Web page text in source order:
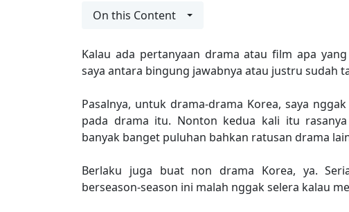
On this Content
Kalau ada pertanyaan drama atau film apa
saya antara bingung jawabnya atau justru sudah
Pasalnya, untuk drama-drama Korea, saya
pada drama itu. Nonton kedua kali itu
banyak banget puluhan bahkan ratusan drama
Berlaku juga buat non drama Korea, ya.
berseason-season ini malah nggak selera kalau